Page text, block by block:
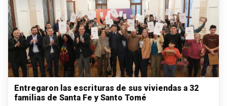
Entregaron las escrituras de sus viviendas a 32
familias de Santa Fe y Santo Tomé